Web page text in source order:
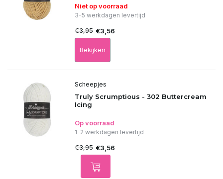
Niet op voorraad
3-5 werkdagen levertijd
€3,95 €3,56
Bekijken
Scheepjes
Truly Scrumptious - 302 Buttercream
Icing
Op voorraad
1-2 werkdagen levertijd
€3,95 €3,56